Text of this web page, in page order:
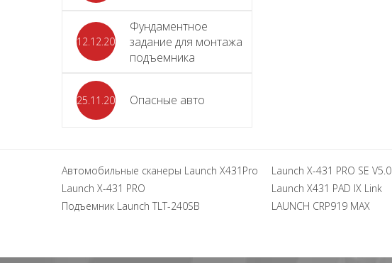
12.12.2023
Фундаментное
задание для монтажа
подъемника
25.11.2023 Опасные авто
Автомобильные сканеры Launch X431Pro Launch X-431 PRO SE V5.0
Launch X-431 PRO
Launch X431 PAD IX Link
Подъемник Launch TLT-240SB
LAUNCH CRP919 MAX